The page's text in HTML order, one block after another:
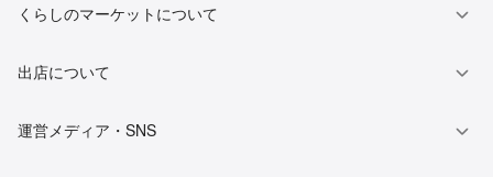
くらしのマーケットについて
出店について
運営メディア・SNS